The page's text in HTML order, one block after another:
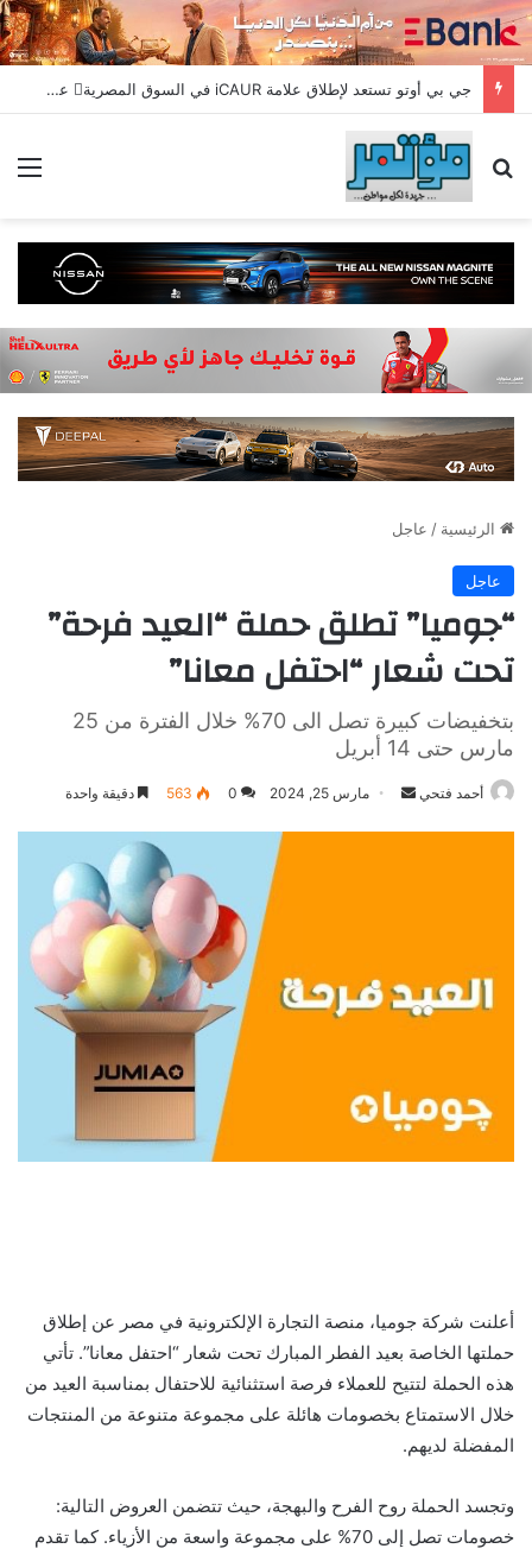
جي بي أوتو تستعد لإطلاق علامة iCAUR في السوق المصرية علامة عالمية جديدة لسيارات الطاقة الجديدة تجمع بين التكنولوجيا الذكية والتصميم الجريء وروح المغامر
بحث عن
الرئيسية / عاجل
عاجل
“جوميا” تطلق حملة “العيد فرحة”
تحت شعار “احتفل معانا”
بتخفيضات كبيرة تصل الى 70% خلال الفترة من 25
مارس حتى 14 أبريل
أحمد فتحي
أرسل مارس 25, 2024 0
563 دقيقة واحدة
أعلنت شركة جوميا، منصة التجارة الإلكترونية في مصر عن إطلاق
حملتها الخاصة بعيد الفطر المبارك تحت شعار “احتفل معانا”. تأتي
هذه الحملة لتتيح للعملاء فرصة استثنائية للاحتفال بمناسبة العيد من
خلال الاستمتاع بخصومات هائلة على مجموعة متنوعة من المنتجات
المفضلة لديهم.
وتجسد الحملة روح الفرح والبهجة، حيث تتضمن العروض التالية:
خصومات تصل إلى 70% على مجموعة واسعة من الأزياء. كما تقدم